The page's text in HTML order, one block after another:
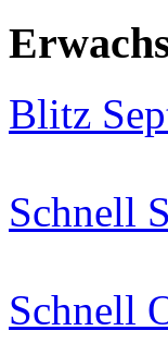
Blitz
Schnell
Schnell